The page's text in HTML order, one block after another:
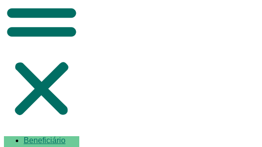
Beneficiário